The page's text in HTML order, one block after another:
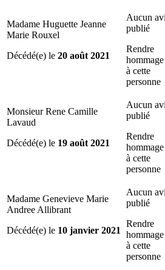
Madame Huguette Jeanne
Marie Rouxel
Décédé(e) le 20 août 2021
Aucun
publié
Rendre
hommage
à cette
personne
Monsieur Rene Camille
Lavaud
Décédé(e) le 19 août 2021
Aucun
publié
Rendre
hommage
à cette
personne
Madame Genevieve Marie
Andree Allibrant
Décédé(e) le 10 janvier 2021
Aucun
publié
Rendre
hommage
à cette
personne